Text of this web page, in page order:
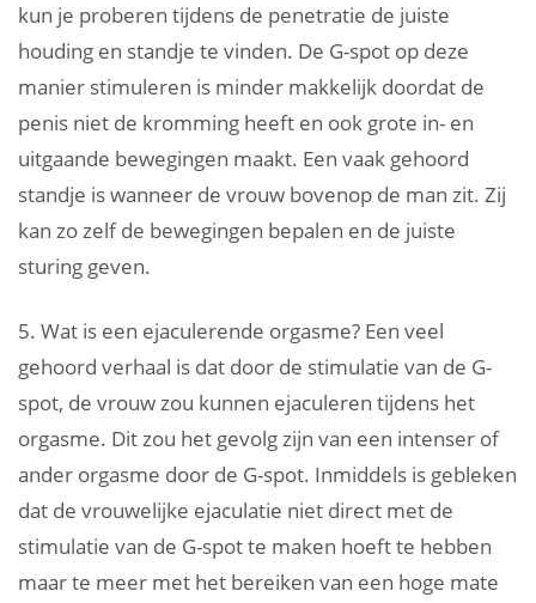
kun je proberen tijdens de penetratie de juiste
houding en standje te vinden. De G-spot op deze
manier stimuleren is minder makkelijk doordat de
penis niet de kromming heeft en ook grote in- en
uitgaande bewegingen maakt. Een vaak gehoord
standje is wanneer de vrouw bovenop de man zit. Zij
kan zo zelf de bewegingen bepalen en de juiste
sturing geven.
5. Wat is een ejaculerende orgasme? Een veel
gehoord verhaal is dat door de stimulatie van de G-
spot, de vrouw zou kunnen ejaculeren tijdens het
orgasme. Dit zou het gevolg zijn van een intenser of
ander orgasme door de G-spot. Inmiddels is gebleken
dat de vrouwelijke ejaculatie niet direct met de
stimulatie van de G-spot te maken hoeft te hebben
maar te meer met het bereiken van een hoge mate